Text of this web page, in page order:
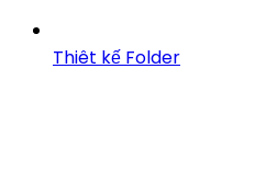
Thiêt kế Folder